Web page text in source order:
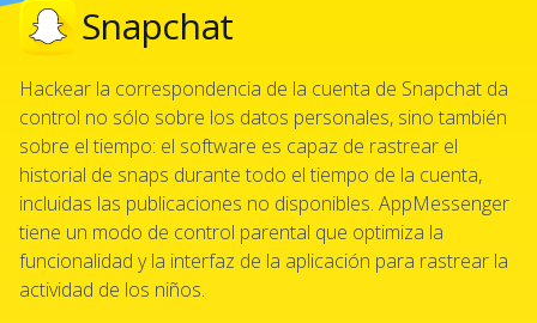
Muchas gracias.
Genial, te informaré
más tarde.
Snapchat
Hackear la correspondencia de la cuenta de Snapchat da
control no sólo sobre los datos personales, sino también
sobre el tiempo: el software es capaz de rastrear el
historial de snaps durante todo el tiempo de la cuenta,
incluidas las publicaciones no disponibles. AppMessenger
tiene un modo de control parental que optimiza la
funcionalidad y la interfaz de la aplicación para rastrear la
actividad de los niños.